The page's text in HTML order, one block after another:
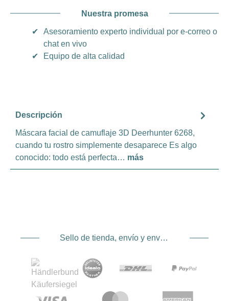
Nuestra promesa
✔
Asesoramiento experto individual por e-correo o
chat en vivo
✔
Equipo de alta calidad
Descripción
Máscara facial de camuflaje 3D Deerhunter 6268,
cuando tu rostro simplemente desaparece Es algo
conocido: todo está perfecta… más
Sello de tienda, envío y envío. Proveedor de servicios de pago